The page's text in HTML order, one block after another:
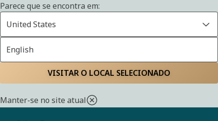
Parece que se encontra em:
United States
English
VISITAR O LOCAL SELECIONADO
Manter-se no site atual